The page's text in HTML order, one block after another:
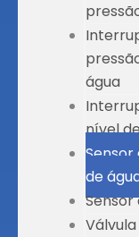
água
nível
de
Sensor